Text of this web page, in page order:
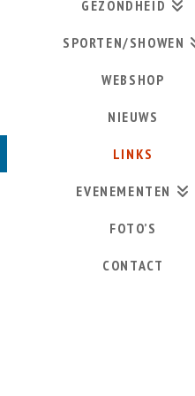
GEZONDHEID
SPORTEN/SHOWEN
WEBSHOP
NIEUWS
LINKS
EVENEMENTEN
FOTO’S
CONTACT